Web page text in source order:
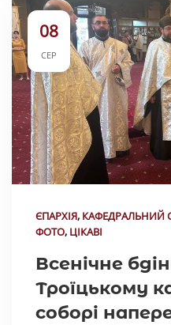
08
СЕР
ЄПАРХІЯ, КАФЕДРАЛЬНИЙ
ФОТО, ЦІКАВІ
Всенічне
Троїцькому
соборі